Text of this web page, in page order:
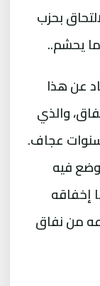
بحزب
ما يحشم..
عن هذا
والذي
عجاف.
فيه
إخفاقه
من نفاق